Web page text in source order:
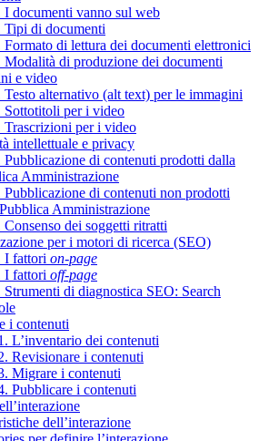
I documenti vanno sul web
Tipi di documenti
Formato di lettura dei documenti elettronici
Modalità di produzione dei documenti
e video
Testo alternativo (alt text) per le immagini
Sottotitoli per i video
Trascrizioni per i video
intellettuale e privacy
Pubblicazione di contenuti prodotti dalla
Amministrazione
Pubblicazione di contenuti non prodotti
Amministrazione
Consenso dei soggetti ritratti
per i motori di ricerca (SEO)
I fattori on-page
I fattori off-page
Strumenti di diagnostica SEO: Search
i contenuti
L’inventario dei contenuti
Revisionare i contenuti
Migrare i contenuti
Pubblicare i contenuti
dell’interazione